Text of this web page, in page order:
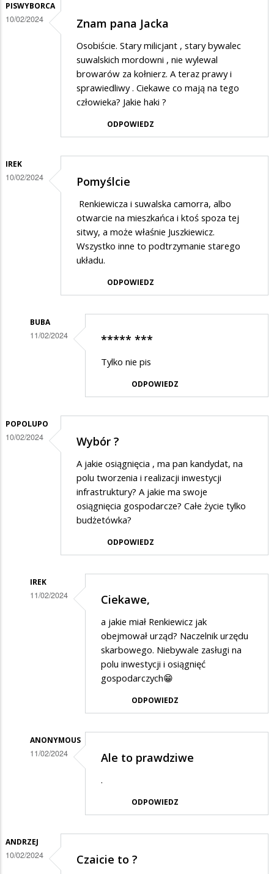
PISWYBORCA
10/02/2024 Znam pana Jacka
Osobiście. Stary milicjant , stary bywalec
suwalskich mordowni , nie wylewal
browarów za kołnierz. A teraz prawy i
sprawiedliwy . Ciekawe co mają na tego
człowieka? Jakie haki ?
ODPOWIEDZ
IREK
10/02/2024 Pomyślcie
Renkiewicza i suwalska camorra, albo
otwarcie na mieszkańca i ktoś spoza tej
sitwy, a może właśnie Juszkiewicz.
Wszystko inne to podtrzymanie starego
układu.
ODPOWIEDZ
BUBA
11/02/2024
odpowiedzi
na
Pomyślcie
***** ***
Tylko nie pis
ODPOWIEDZ
POPOLUPO
10/02/2024 Wybór ?
A jakie osiągnięcia , ma pan kandydat, na
polu tworzenia i realizacji inwestycji
infrastruktury? A jakie ma swoje
osiągnięcia gospodarcze? Całe życie tylko
budżetówka?
ODPOWIEDZ
IREK
11/02/2024
?
Ciekawe,
a jakie miał Renkiewicz jak
obejmował urząd? Naczelnik urzędu
skarbowego. Niebywale zasługi na
polu inwestycji i osiągnięć
gospodarczych😁
ODPOWIEDZ
ANONYMOUS
11/02/2024
odpowiedzi
na
Ale to prawdziwe
.
ODPOWIEDZ
ANDRZEJ
10/02/2024 Czaicie to ?